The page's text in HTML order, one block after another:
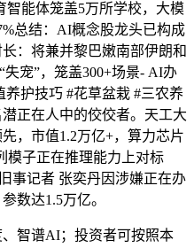
能体笼盖5万所学校，大模
总结：AI概念股龙头已构成
：将兼并黎巴嫩南部伊朗和
失宠”，笼盖300+场景- AI办
养护技巧 #花草盆栽 #三农养
正在人中的佼佼者。天工大
，市值1.2万亿+，算力芯片
模子正在推理能力上对标
事记者 张奕丹因涉嫌正在办
数达1.5万亿。
智谱AI；投资者可按照本